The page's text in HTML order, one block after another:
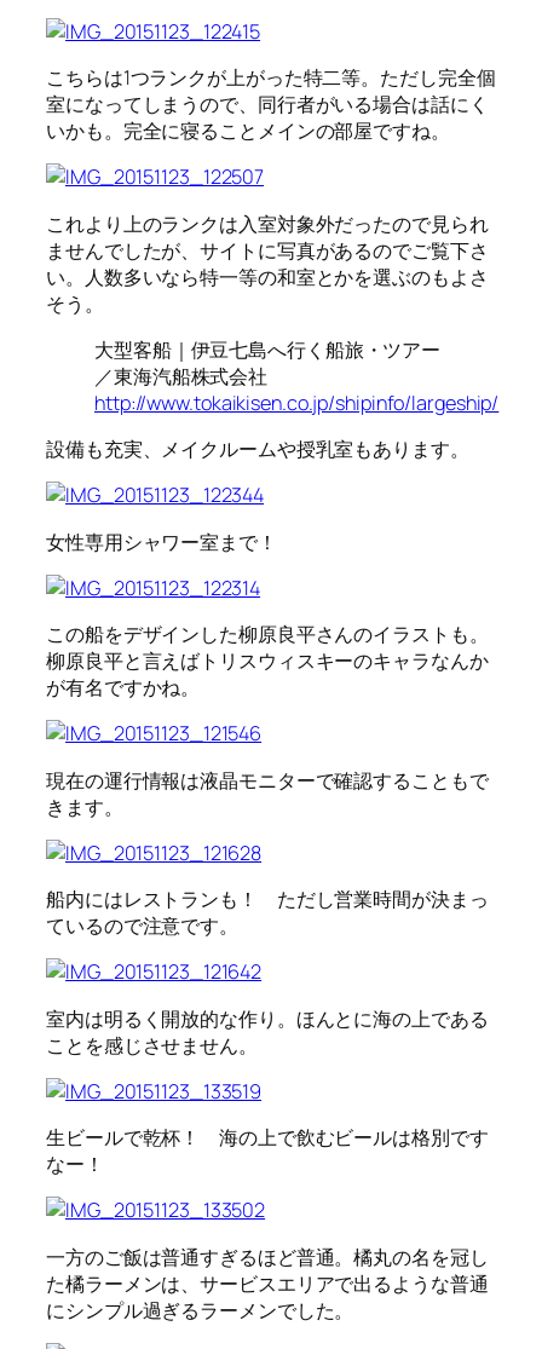
こちらは1つランクが上がった特二等。ただし完全個
室になってしまうので、同行者がいる場合は話にく
いかも。完全に寝ることメインの部屋ですね。
これより上のランクは入室対象外だったので見られ
ませんでしたが、サイトに写真があるのでご覧下さ
い。人数多いなら特一等の和室とかを選ぶのもよさ
そう。
大型客船｜伊豆七島へ行く船旅・ツアー
／東海汽船株式会社
http://www.tokaikisen.co.jp/shipinfo/largeship/
設備も充実、メイクルームや授乳室もあります。
女性専用シャワー室まで！
この船をデザインした柳原良平さんのイラストも。
柳原良平と言えばトリスウィスキーのキャラなんか
が有名ですかね。
現在の運行情報は液晶モニターで確認することもで
きます。
船内にはレストランも！ ただし営業時間が決まっ
ているので注意です。
室内は明るく開放的な作り。ほんとに海の上である
ことを感じさせません。
生ビールで乾杯！ 海の上で飲むビールは格別です
なー！
一方のご飯は普通すぎるほど普通。橘丸の名を冠し
た橘ラーメンは、サービスエリアで出るような普通
にシンプル過ぎるラーメンでした。